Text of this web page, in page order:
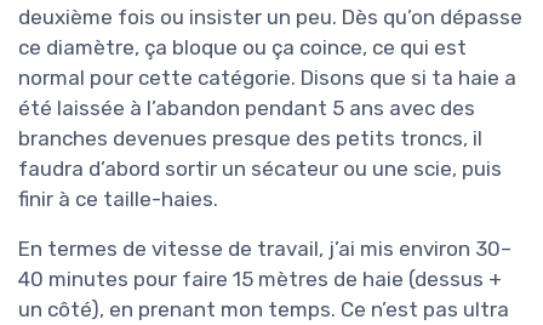
deuxième fois ou insister un peu. Dès qu’on dépasse
ce diamètre, ça bloque ou ça coince, ce qui est
normal pour cette catégorie. Disons que si ta haie a
été laissée à l’abandon pendant 5 ans avec des
branches devenues presque des petits troncs, il
faudra d’abord sortir un sécateur ou une scie, puis
finir à ce taille-haies.
En termes de vitesse de travail, j’ai mis environ 30–
40 minutes pour faire 15 mètres de haie (dessus +
un côté), en prenant mon temps. Ce n’est pas ultra